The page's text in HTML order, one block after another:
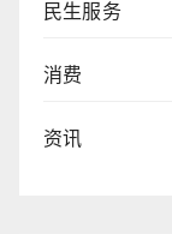
民生服务
消费
资讯